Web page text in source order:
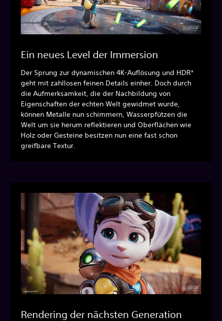
Ein neues Level der Immersion
Der Sprung zur dynamischen 4K-Auflösung und HDR*
geht mit zahllosen feinen Details einher. Doch durch
die Aufmerksamkeit, die der Nachbildung von
Eigenschaften der echten Welt gewidmet wurde,
können Metalle nun schimmern, Wasserpfützen die
Welt um sie herum reflektieren und Oberflächen wie
Holz oder Gesteine besitzen nun eine fast schon
greifbare Textur.
Rendering der nächsten Generation